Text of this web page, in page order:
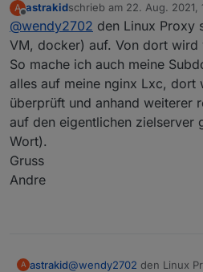
@Meister-Mopper:
konfiguriert. Da
umstellen oder gibt es
Apache.
@Dr-Bakterius : das
grundsätzlich die
4 Personen und
unterwegs. Für IOS
etwas gibt.
Wenn du eigenes
Router/DSL Modem
aus deiner Sicht
A
Offline
astrakidschrieb am 22. Aug. 2021,
zuletzt editiert von
@wendy2702 den Linux Proxy
VM, docker) auf. Von dort wird
So mache ich auch meine
alles auf meine nginx Lxc, dort
überprüft und anhand weiterer
auf den eigentlichen zielserver
Wort).
Gruss
Andre
A astrakid@wendy2702 den Linux